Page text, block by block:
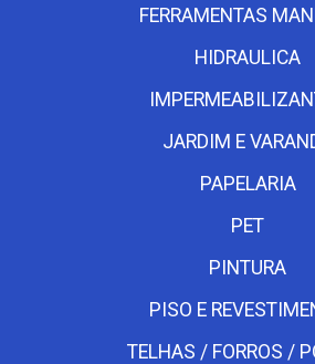
FERRAMENTAS
HIDRAULICA
JARDIM E
PAPELARIA
PET
PINTURA
PISO E
TELHAS / FORROS /